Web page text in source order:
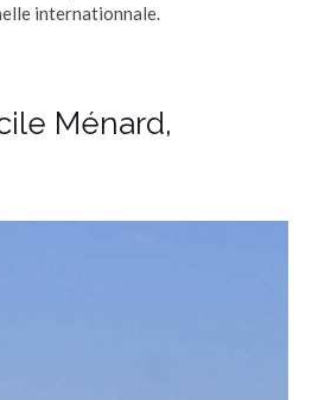
internationnale.
Ménard,